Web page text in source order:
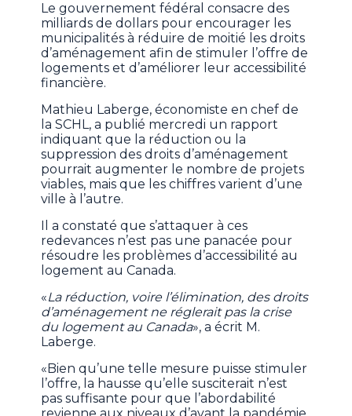
Le gouvernement fédéral consacre des
milliards de dollars pour encourager les
municipalités à réduire de moitié les droits
d’aménagement afin de stimuler l’offre de
logements et d’améliorer leur accessibilité
financière.
Mathieu Laberge, économiste en chef de
la SCHL, a publié mercredi un rapport
indiquant que la réduction ou la
suppression des droits d’aménagement
pourrait augmenter le nombre de projets
viables, mais que les chiffres varient d’une
ville à l’autre.
Il a constaté que s’attaquer à ces
redevances n’est pas une panacée pour
résoudre les problèmes d’accessibilité au
logement au Canada.
«La réduction, voire l’élimination, des droits
d’aménagement ne réglerait pas la crise
du logement au Canada», a écrit M.
Laberge.
«Bien qu’une telle mesure puisse stimuler
l’offre, la hausse qu’elle susciterait n’est
pas suffisante pour que l’abordabilité